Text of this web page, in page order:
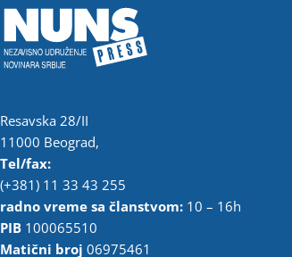
Resavska 28/II
11000 Beograd,
Tel/fax:
(+381) 11 33 43 255
radno vreme sa članstvom: 10 – 16h
PIB 100065510
Matični broj 06975461